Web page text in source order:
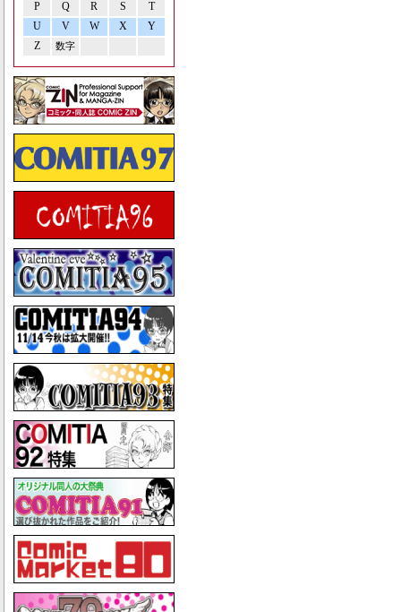
P Q R S
T
U
V W X
Y
Z
数字